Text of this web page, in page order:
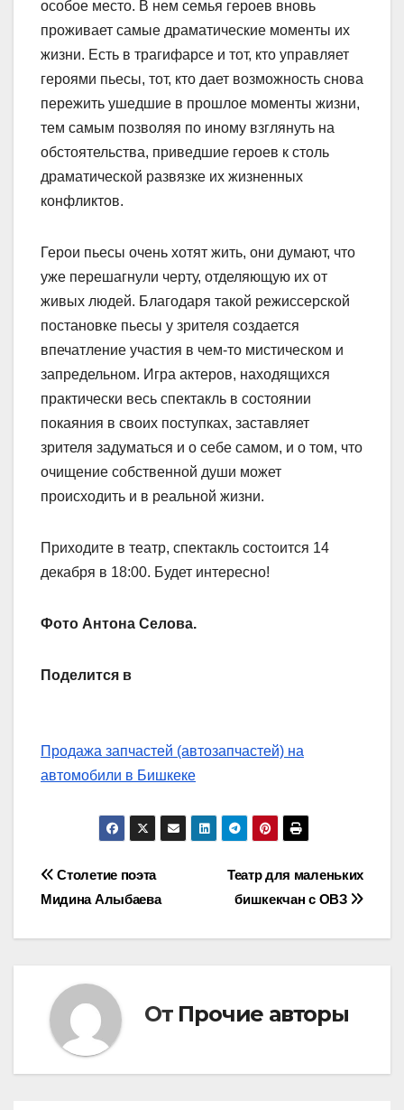
особое место. В нем семья героев вновь
проживает самые драматические моменты их
жизни. Есть в трагифарсе и тот, кто управляет
героями пьесы, тот, кто дает возможность снова
пережить ушедшие в прошлое моменты жизни,
тем самым позволяя по иному взглянуть на
обстоятельства, приведшие героев к столь
драматической развязке их жизненных
конфликтов.
Герои пьесы очень хотят жить, они думают, что
уже перешагнули черту, отделяющую их от
живых людей. Благодаря такой режиссерской
постановке пьесы у зрителя создается
впечатление участия в чем-то мистическом и
запредельном. Игра актеров, находящихся
практически весь спектакль в состоянии
покаяния в своих поступках, заставляет
зрителя задуматься и о себе самом, и о том, что
очищение собственной души может
происходить и в реальной жизни.
Приходите в театр, спектакль состоится 14
декабря в 18:00. Будет интересно!
Фото Антона Селова.
Поделится в
Продажа запчастей (автозапчастей) на
автомобили в Бишкеке
Навигация
по
Театр для маленьких
бишкекчан с ОВЗ
Столетие поэта
Мидина Алыбаева
От Прочие авторы